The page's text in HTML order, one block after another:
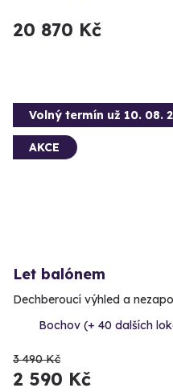
20 870 Kč
Volný termín už 10. 08.
AKCE
Let balónem
Dechberoucí výhled a
Bochov (+ 40 dalších
3 490 Kč
2 590 Kč